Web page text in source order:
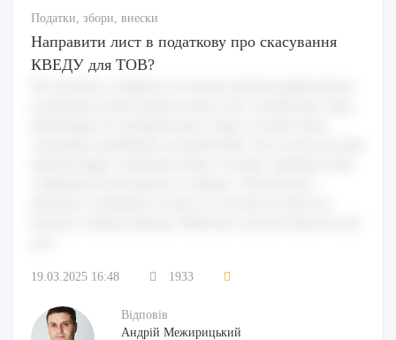
Податки, збори, внески
Направити лист в податкову про скасування
КВЕДУ для ТОВ?
19.03.2025 16:48 1933
Відповів
Андрій Межирицький